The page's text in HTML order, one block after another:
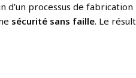
d’un processus de
sécurité sans faille. Le